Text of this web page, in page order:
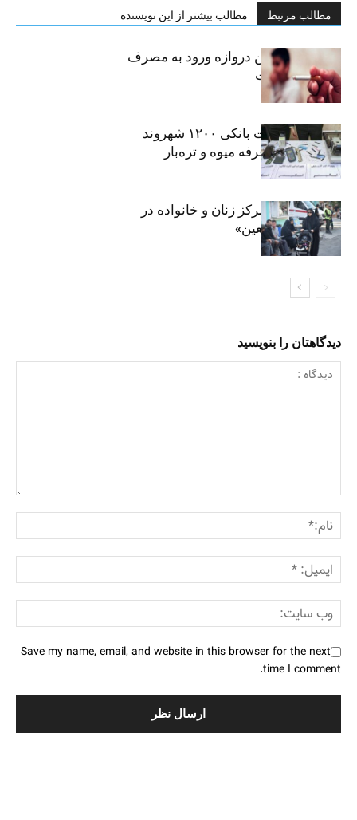
مطالب مرتبط مطالب بیشتر از این نویسنده
سیگار، مهمترین دروازه ورود به مصرف
موادمخدر است
افشای اطلاعات بانکی ۱۲۰۰ شهروند
تهرانی در یک غرفه میوه و تره‌بار
روایت حضور مرکز زنان و خانواده در
«جاماندگان اربعین»
دیدگاهتان را بنویسید
Save my name, email, and website in this browser for the next
time I comment.